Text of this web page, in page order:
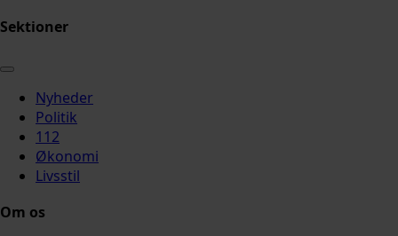
Sektioner
Nyheder
Politik
112
Økonomi
Livsstil
Om os